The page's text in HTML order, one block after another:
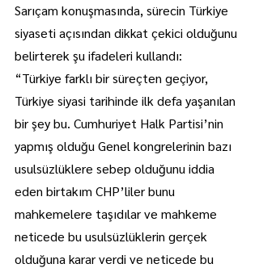
Sarıçam konuşmasında, sürecin Türkiye
siyaseti açısından dikkat çekici olduğunu
belirterek şu ifadeleri kullandı:
“Türkiye farklı bir süreçten geçiyor,
Türkiye siyasi tarihinde ilk defa yaşanılan
bir şey bu. Cumhuriyet Halk Partisi’nin
yapmış olduğu Genel kongrelerinin bazı
usulsüzlüklere sebep olduğunu iddia
eden birtakım CHP’liler bunu
mahkemelere taşıdılar ve mahkeme
neticede bu usulsüzlüklerin gerçek
olduğuna karar verdi ve neticede bu